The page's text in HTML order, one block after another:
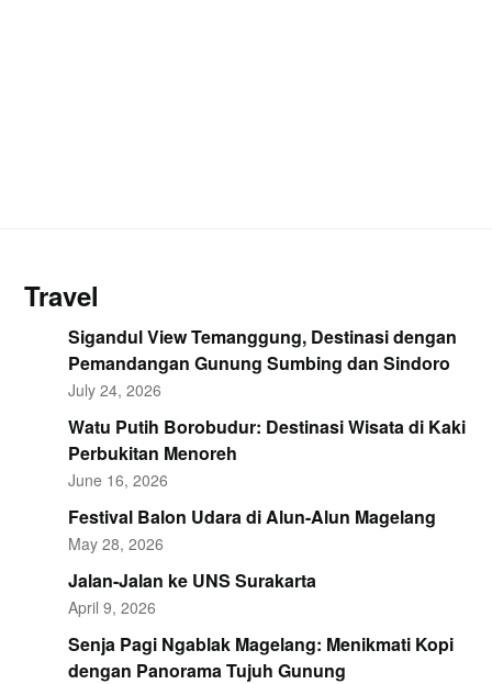
Travel
Sigandul View Temanggung, Destinasi dengan
Pemandangan Gunung Sumbing dan Sindoro
July 24, 2026
Watu Putih Borobudur: Destinasi Wisata di Kaki
Perbukitan Menoreh
June 16, 2026
Festival Balon Udara di Alun-Alun Magelang
May 28, 2026
Jalan-Jalan ke UNS Surakarta
April 9, 2026
Senja Pagi Ngablak Magelang: Menikmati Kopi
dengan Panorama Tujuh Gunung